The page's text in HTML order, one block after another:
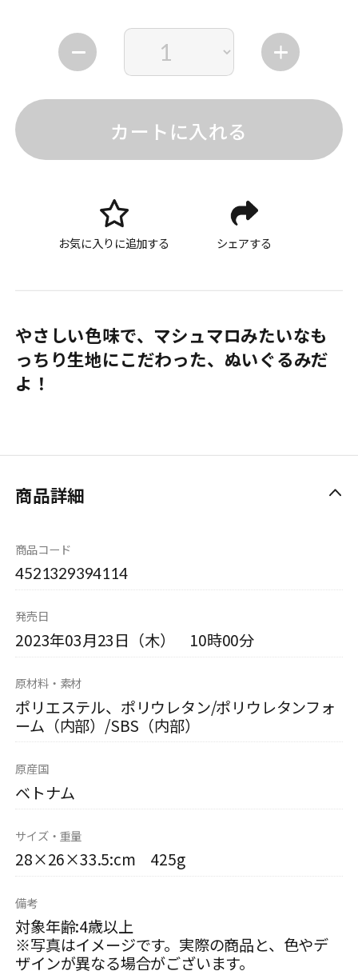
カートに入れる
お気に入りに追加する シェアする
やさしい色味で、マシュマロみたいなも
っちり生地にこだわった、ぬいぐるみだ
よ！
商品詳細
商品コード
4521329394114
発売日
2023年03月23日（木） 10時00分
原材料・素材
ポリエステル、ポリウレタン/ポリウレタンフォ
ーム（内部）/SBS（内部）
原産国
ベトナム
サイズ・重量
28×26×33.5:cm 425g
備考
対象年齢:4歳以上
※写真はイメージです。実際の商品と、色やデ
ザインが異なる場合がございます。